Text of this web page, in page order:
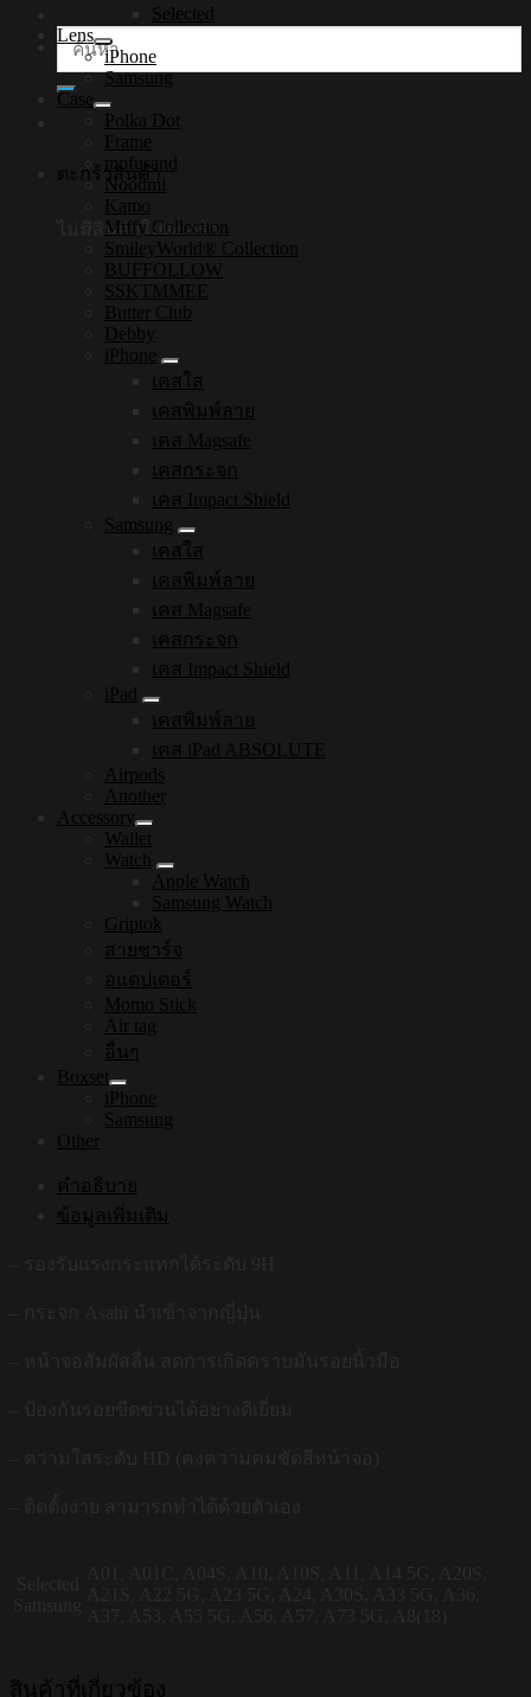
ค้นหา:
ตะกร้าสินค้า
ไม่มีสินค้าในตะกร้า
Selected
Lens
iPhone
Samsung
Case
Polka Dot
Frame
mofusand
Noodmi
Kamo
Miffy Collection
SmileyWorld® Collection
BUFFOLLOW
SSKTMMEE
Butter Club
Debby
iPhone
เคสใส
เคสพิมพ์ลาย
เคส Magsafe
เคสกระจก
เคส Impact Shield
Samsung
เคสใส
เคสพิมพ์ลาย
เคส Magsafe
เคสกระจก
เคส Impact Shield
iPad
เคสพิมพ์ลาย
เคส iPad ABSOLUTE
Airpods
Another
Accessory
Wallet
Watch
Apple Watch
Samsung Watch
Griptok
สายชาร์จ
อแดปเตอร์
Momo Stick
Air tag
อื่นๆ
Boxset
iPhone
Samsung
Other
คำอธิบาย
ข้อมูลเพิ่มเติม
สินค้าที่เกี่ยวข้อง